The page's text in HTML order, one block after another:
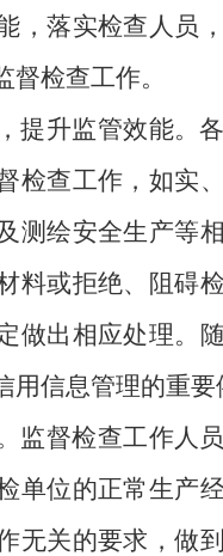
，落实检查人员
检查工作。
提升监管效能。
检查工作，如实
测绘安全生产等
料或拒绝、阻碍
做出相应处理。
用信息管理的重要
监督检查工作人
单位的正常生产
无关的要求，做